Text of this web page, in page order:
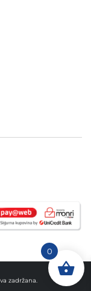
zadržana.
0